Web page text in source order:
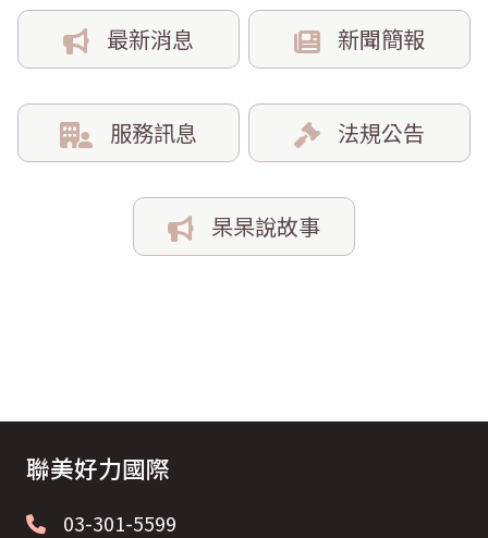
最新消息 新聞簡報
服務訊息 法規公告
杲杲說故事
聯美好力國際
03-301-5599